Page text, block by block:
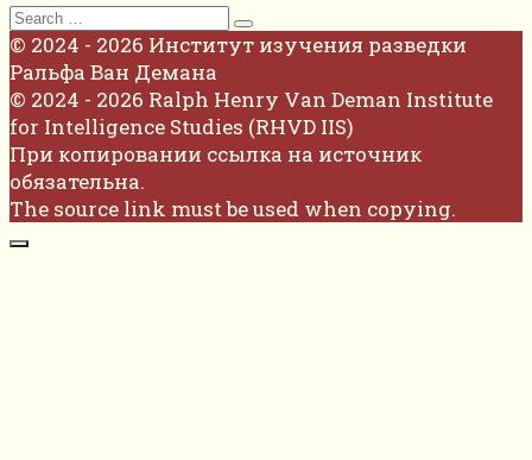
Search
for:
© 2024 - 2026 Институт изучения разведки
Ральфа Ван Демана
© 2024 - 2026 Ralph Henry Van Deman Institute
for Intelligence Studies (RHVD IIS)
При копировании ссылка на источник
обязательна.
The source link must be used when copying.